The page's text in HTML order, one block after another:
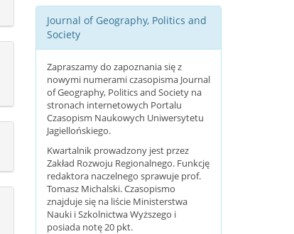
Journal of Geography, Politics and
Society
Zapraszamy do zapoznania się z
nowymi numerami czasopisma Journal
of Geography, Politics and Society na
stronach internetowych Portalu
Czasopism Naukowych Uniwersytetu
Jagiellońskiego.
Kwartalnik prowadzony jest przez
Zakład Rozwoju Regionalnego. Funkcję
redaktora naczelnego sprawuje prof.
Tomasz Michalski. Czasopismo
znajduje się na liście Ministerstwa
Nauki i Szkolnictwa Wyższego i
posiada notę 20 pkt.